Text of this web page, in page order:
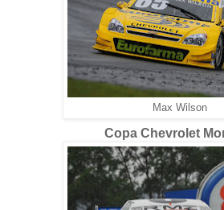
Max Wilson
Copa Chevrolet